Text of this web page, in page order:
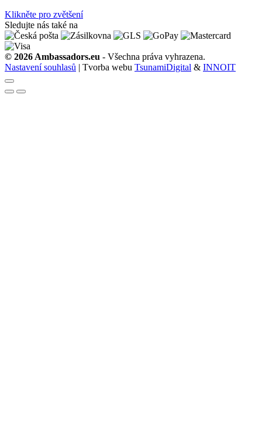
Klikněte pro zvětšení
Sledujte nás také na
© 2026 Ambassadors.eu - Všechna práva vyhrazena.
Nastavení souhlasů | Tvorba webu TsunamiDigital & INNOIT